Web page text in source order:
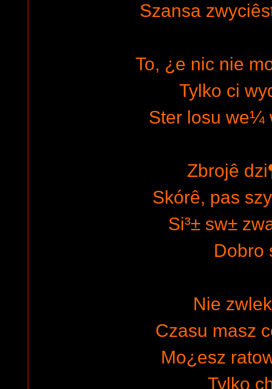
Szansa
To, ¿e nic nie
Tylko ci
Ster losu we¼
Zbrojê
Skórê, pas
Si³± sw±
Dobro
Nie
Czasu masz
Mo¿esz
Tylko